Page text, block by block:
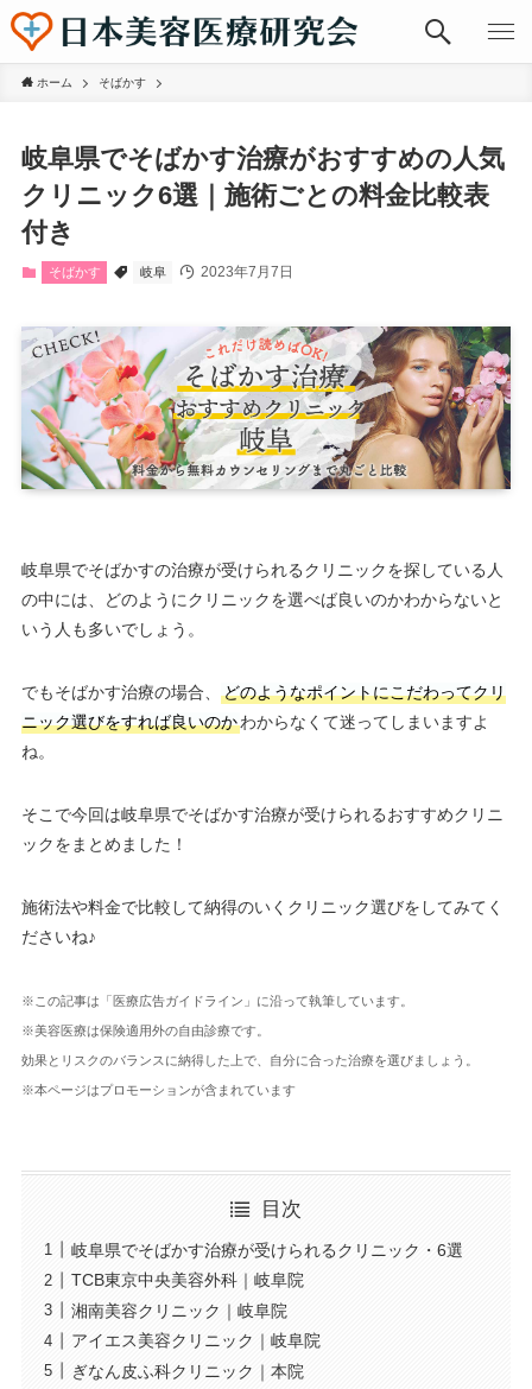
ホーム そばかす
岐阜県でそばかす治療がおすすめの人気
クリニック6選｜施術ごとの料金比較表
付き
そばかす 岐阜 2023年7月7日
岐阜県でそばかすの治療が受けられるクリニックを探している人
の中には、どのようにクリニックを選べば良いのかわからないと
いう人も多いでしょう。
でもそばかす治療の場合、
どのようなポイントにこだわってクリ
ニック選びをすれば良いのかわからなくて迷ってしまいますよ
ね。
そこで今回は岐阜県でそばかす治療が受けられるおすすめクリニ
ックをまとめました！
施術法や料金で比較して納得のいくクリニック選びをしてみてく
ださいね♪
※この記事は「医療広告ガイドライン」に沿って執筆しています。
※美容医療は保険適用外の自由診療です。
効果とリスクのバランスに納得した上で、自分に合った治療を選びましょう。
※本ページはプロモーションが含まれています
目次
岐阜県でそばかす治療が受けられるクリニック・6選
TCB東京中央美容外科｜岐阜院
湘南美容クリニック｜岐阜院
アイエス美容クリニック｜岐阜院
ぎなん皮ふ科クリニック｜本院